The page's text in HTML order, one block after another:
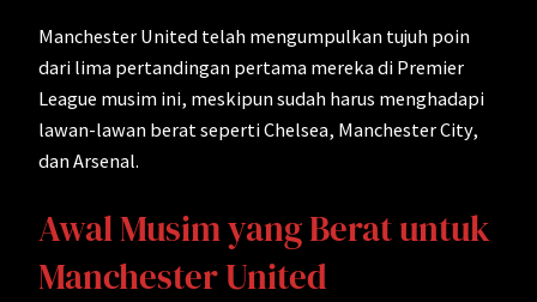
Manchester United telah mengumpulkan tujuh poin
dari lima pertandingan pertama mereka di Premier
League musim ini, meskipun sudah harus menghadapi
lawan-lawan berat seperti Chelsea, Manchester City,
dan Arsenal.
Awal Musim yang Berat untuk
Manchester United